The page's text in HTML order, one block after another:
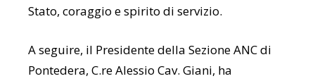
Stato, coraggio e spirito di servizio.
A seguire, il Presidente della Sezione ANC di
Pontedera, C.re Alessio Cav. Giani, ha